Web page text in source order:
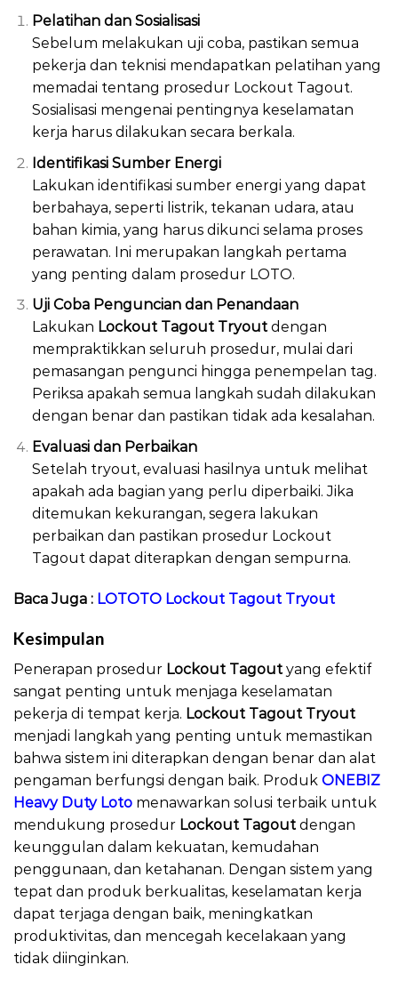
Pelatihan dan Sosialisasi
Sebelum melakukan uji coba, pastikan semua
pekerja dan teknisi mendapatkan pelatihan yang
memadai tentang prosedur Lockout Tagout.
Sosialisasi mengenai pentingnya keselamatan
kerja harus dilakukan secara berkala.
Identifikasi Sumber Energi
Lakukan identifikasi sumber energi yang dapat
berbahaya, seperti listrik, tekanan udara, atau
bahan kimia, yang harus dikunci selama proses
perawatan. Ini merupakan langkah pertama
yang penting dalam prosedur LOTO.
Uji Coba Penguncian dan Penandaan
Lakukan Lockout Tagout Tryoutdengan
mempraktikkan seluruh prosedur, mulai dari
pemasangan pengunci hingga penempelan tag.
Periksa apakah semua langkah sudah dilakukan
dengan benar dan pastikan tidak ada kesalahan.
Evaluasi dan Perbaikan
Setelah tryout, evaluasi hasilnya untuk melihat
apakah ada bagian yang perlu diperbaiki. Jika
ditemukan kekurangan, segera lakukan
perbaikan dan pastikan prosedur Lockout
Tagout dapat diterapkan dengan sempurna.
Baca Juga : LOTOTO Lockout Tagout Tryout
Kesimpulan
Penerapan prosedur Lockout Tagout yang efektif
sangat penting untuk menjaga keselamatan
pekerja di tempat kerja. Lockout Tagout Tryout
menjadi langkah yang penting untuk memastikan
bahwa sistem ini diterapkan dengan benar dan alat
pengaman berfungsi dengan baik. Produk ONEBIZ
Heavy Duty Loto menawarkan solusi terbaik untuk
mendukung prosedur Lockout Tagout dengan
keunggulan dalam kekuatan, kemudahan
penggunaan, dan ketahanan. Dengan sistem yang
tepat dan produk berkualitas, keselamatan kerja
dapat terjaga dengan baik, meningkatkan
produktivitas, dan mencegah kecelakaan yang
tidak diinginkan.